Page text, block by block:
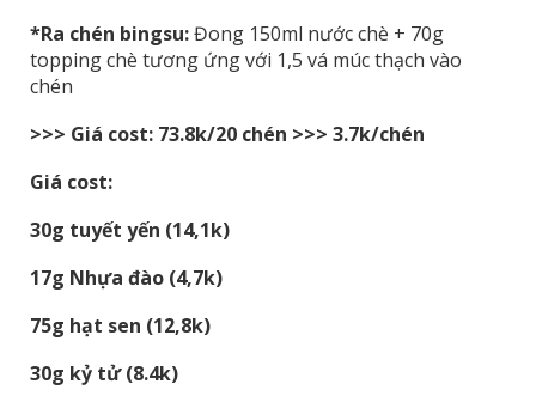
*Ra chén bingsu:Đong 150ml nước chè + 70g
topping chè tương ứng với 1,5 vá múc thạch vào
chén
>>> Giá cost: 73.8k/20 chén >>> 3.7k/chén
Giá cost:
30g tuyết yến (14,1k)
17g Nhựa đào (4,7k)
75g hạt sen (12,8k)
30g kỷ tử (8.4k)